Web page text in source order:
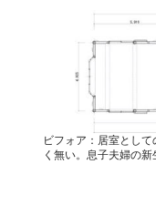
ビフォア：居室とし
く無い。息子夫婦の新